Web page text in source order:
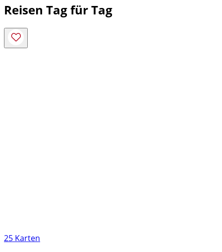
Reisen Tag für Tag
25 Karten